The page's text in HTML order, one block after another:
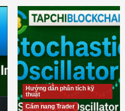
Hướng dẫn phân tích kỹ
thuật
Cẩm nang Trader